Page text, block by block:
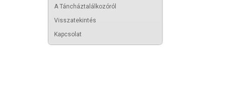
A Táncháztalálkozóról
Visszatekintés
Kapcsolat